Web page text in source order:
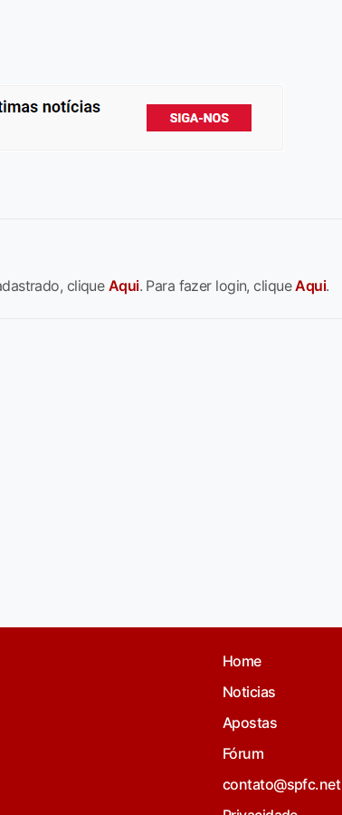
cliqueAqui. Para fazer login, cliqueAqui.
Home
Noticias
Apostas
Fórum
contato@spfc.net